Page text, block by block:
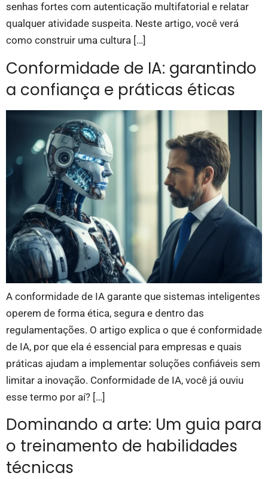
senhas fortes com autenticação multifatorial e relatar
qualquer atividade suspeita. Neste artigo, você verá
como construir uma cultura […]
Conformidade de IA: garantindo
a confiança e práticas éticas
A conformidade de IA garante que sistemas inteligentes
operem de forma ética, segura e dentro das
regulamentações. O artigo explica o que é conformidade
de IA, por que ela é essencial para empresas e quais
práticas ajudam a implementar soluções confiáveis sem
limitar a inovação. Conformidade de IA, você já ouviu
esse termo por aí? […]
Dominando a arte: Um guia para
o treinamento de habilidades
técnicas